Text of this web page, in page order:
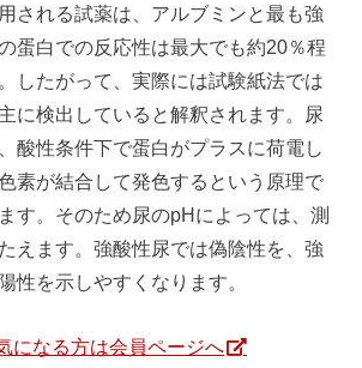
される試薬は、アルブミンと最も強
蛋白での反応性は最大でも約20％程
したがって、実際には試験紙法では
に検出していると解釈されます。尿
酸性条件下で蛋白がプラスに荷電し
素が結合して発色するという原理で
す。そのため尿のpHによっては、測
えます。強酸性尿では偽陰性を、強
性を示しやすくなります。
になる方は会員ページへ